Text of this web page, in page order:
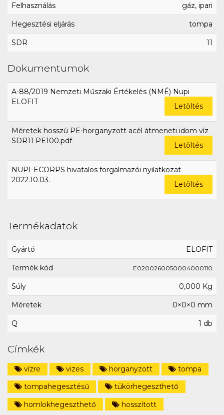
Felhasználás gáz, ipari
Hegesztési eljárás tompa
SDR 11
Dokumentumok
A-88/2019 Nemzeti Műszaki Értékelés (NMÉ) Nupi
ELOFIT
Letöltés
Méretek hosszú PE-horganyzott acél átmeneti idom víz
SDR11 PE100.pdf
Letöltés
NUPI-ECORPS hivatalos forgalmazói nyilatkozat
2022.10.03.
Letöltés
Termékadatok
Gyártó ELOFIT
Termék kód E0200260050004000110
Súly 0,000 Kg
Méretek 0×0×0 mm
Q 1 db
Címkék
vízre vizes horganyzott
tompa
tompahegesztésű
tükörhegeszthető
homlokhegeszthető
hosszított